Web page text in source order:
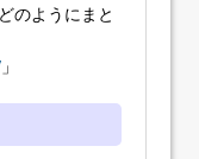
のようにまと
」